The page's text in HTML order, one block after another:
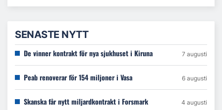
SENASTE NYTT
De vinner kontrakt för nya sjukhuset i Kiruna 7 augusti
Peab renoverar för 154 miljoner i Vasa 6 augusti
Skanska får nytt miljardkontrakt i Forsmark 4 augusti